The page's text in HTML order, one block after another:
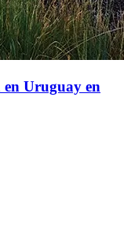
en Uruguay en